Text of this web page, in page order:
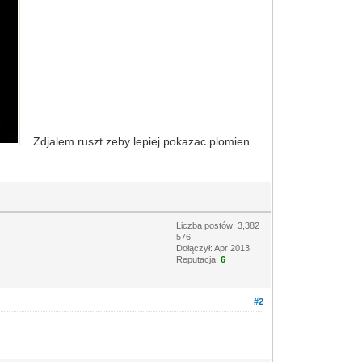
Zdjalem ruszt zeby lepiej pokazac plomien .
Liczba postów: 3,382
576
Dołączył: Apr 2013
Reputacja:6
#2